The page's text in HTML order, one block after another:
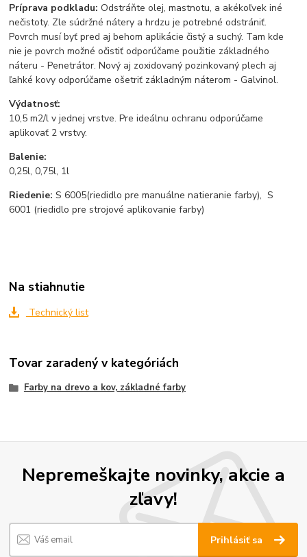
Príprava podkladu:Odstráňte olej, mastnotu, a akékoľvek iné
nečistoty. Zle súdržné nátery a hrdzu je potrebné odstrániť.
Povrch musí byť pred aj behom aplikácie čistý a suchý. Tam kde
nie je povrch možné očistiť odporúčame použitie základného
náteru - Penetrátor. Nový aj zoxidovaný pozinkovaný plech aj
ľahké kovy odporúčame ošetriť základným náterom - Galvinol.
Výdatnosť:
10,5 m2/l v jednej vrstve. Pre ideálnu ochranu odporúčame
aplikovať 2 vrstvy.
Balenie:
0,25l, 0,75l, 1l
Riedenie:S 6005(riedidlo pre manuálne natieranie farby), S
6001 (riedidlo pre strojové aplikovanie farby)
Na stiahnutie
Technický list
Tovar zaradený v kategóriách
Farby na drevo a kov, základné farby
Nepremeškajte novinky, akcie a
zľavy!
Prihlásiť sa